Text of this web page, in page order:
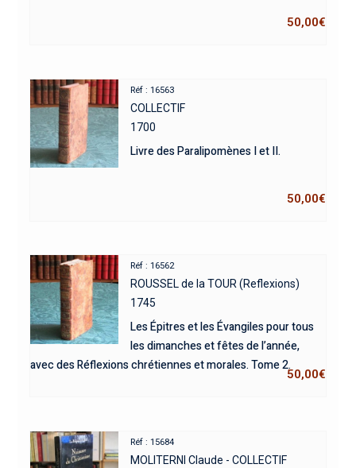
50,00€
Réf : 16563
COLLECTIF
1700
Livre des Paralipomènes I et II.
50,00€
Réf : 16562
ROUSSEL de la TOUR (Reflexions)
1745
Les Épitres et les Évangiles pour tous
les dimanches et fêtes de l’année,
avec des Réflexions chrétiennes et morales. Tome 2.
50,00€
Réf : 15684
MOLITERNI Claude - COLLECTIF